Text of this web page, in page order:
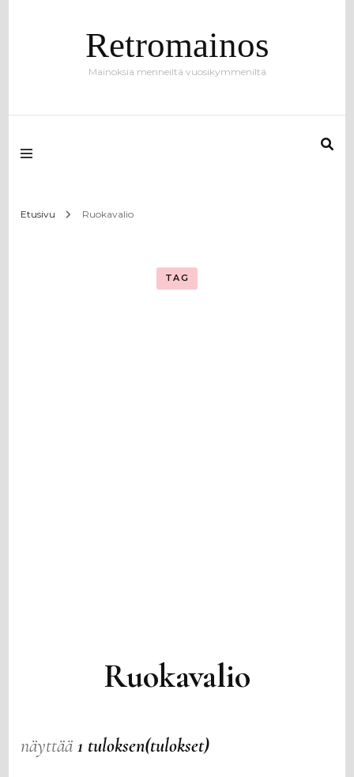
Retromainos
Mainoksia menneiltä vuosikymmeniltä
Etusivu Ruokavalio
TAG
Ruokavalio
näyttää1 tuloksen(tulokset)